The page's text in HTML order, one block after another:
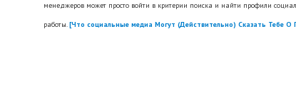
менеджеров может просто войти в критерии поиска и найти профили
работы.[Что социальные медиа Могут (Действительно) Сказать Тебе О